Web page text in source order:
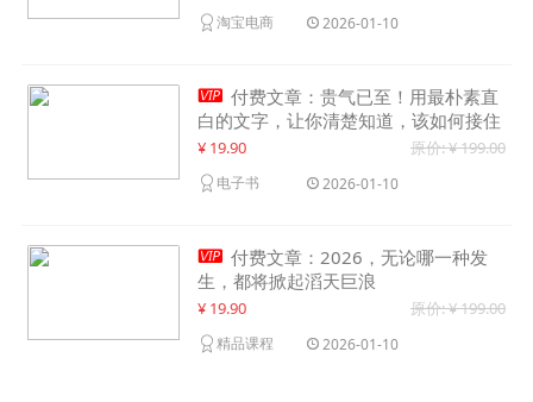
淘宝电商 2026-01-10
 付费文章：贵气已至！用最朴素直
白的文字，让你清楚知道，该如何接住
这一次时代的泼天富贵
¥ 19.90 原价: ¥ 199.00
电子书 2026-01-10
 付费文章：2026，无论哪一种发
生，都将掀起滔天巨浪
¥ 19.90 原价: ¥ 199.00
精品课程 2026-01-10